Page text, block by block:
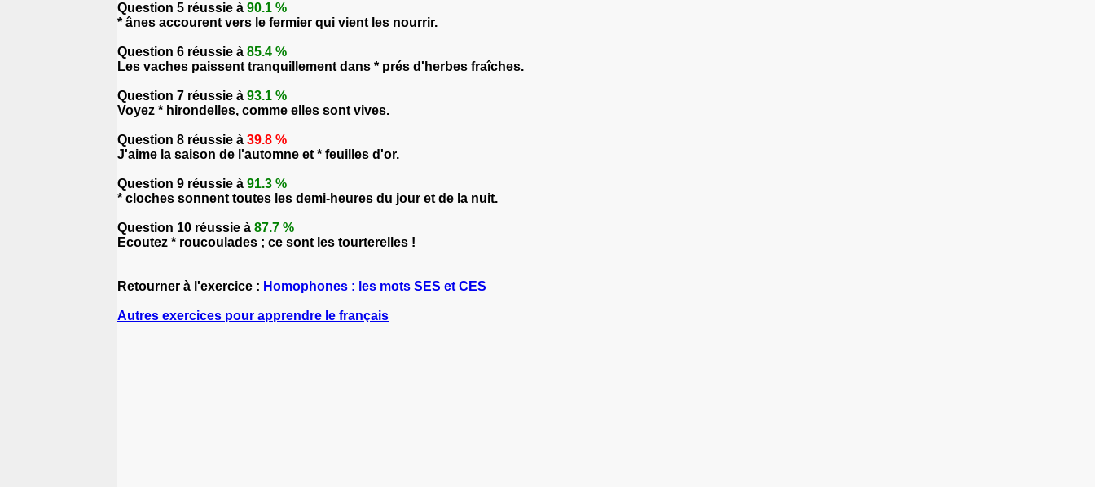
Question 5 réussie à 90.1 %
* ânes accourent vers le fermier qui vient les nourrir.
Question 6 réussie à 85.4 %
Les vaches paissent tranquillement dans * prés d'herbes fraîches.
Question 7 réussie à 93.1 %
Voyez * hirondelles, comme elles sont vives.
Question 8 réussie à 39.8 %
J'aime la saison de l'automne et * feuilles d'or.
Question 9 réussie à 91.3 %
* cloches sonnent toutes les demi-heures du jour et de la nuit.
Question 10 réussie à 87.7 %
Ecoutez * roucoulades ; ce sont les tourterelles !
Retourner à l'exercice : Homophones : les mots SES et CES
Autres exercices pour apprendre le français